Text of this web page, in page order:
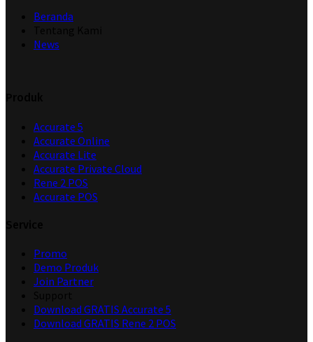
Beranda
News
Accurate 5
Accurate Online
Accurate Lite
Accurate Private Cloud
Rene 2 POS
Accurate POS
Promo
Demo Produk
Join Partner
Download GRATIS Accurate 5
Download GRATIS Rene 2 POS